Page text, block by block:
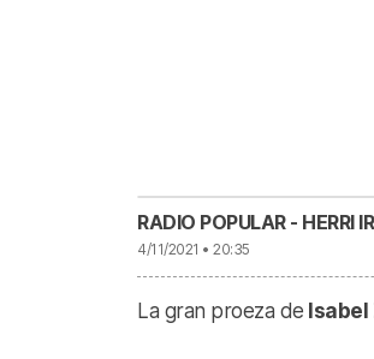
La gran
RADIO POPULAR - HERRI
4/11/2021 • 20:35
La gran proeza de Isabel